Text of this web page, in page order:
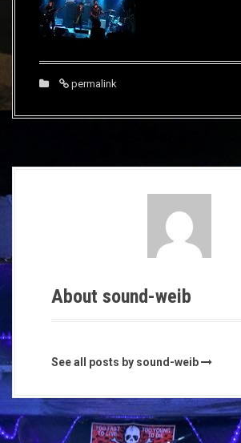
permalink
About sound-weib
See all posts by sound-weib